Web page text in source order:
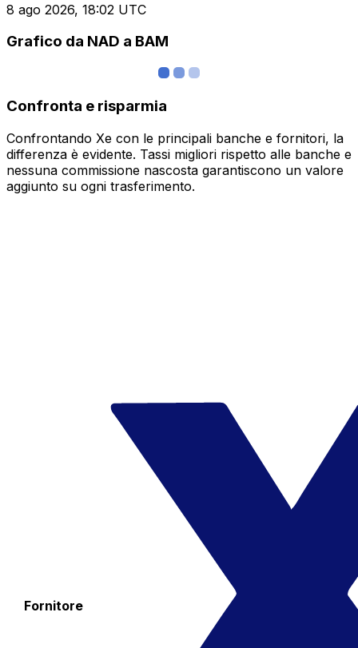
8 ago 2026, 18:02 UTC
Grafico da NAD a BAM
Confronta e risparmia
Confrontando Xe con le principali banche e fornitori, la
differenza è evidente. Tassi migliori rispetto alle banche e
nessuna commissione nascosta garantiscono un valore
aggiunto su ogni trasferimento.
Fornitore